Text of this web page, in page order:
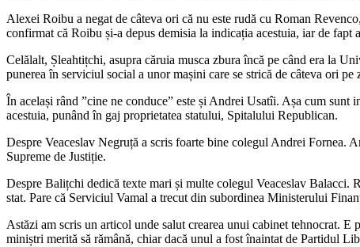
Alexei Roibu a negat de câteva ori că nu este rudă cu Roman
confirmat că Roibu și-a depus demisia la indicația acestuia, iar de
Celălalt, Șleahtițchi, asupra căruia musca zbura încă pe când era la
punerea în serviciul social a unor mașini care se strică de câteva ori pe
În același rând ”cine ne conduce” este și Andrei Usatîi. Așa cum
acestuia, punând în gaj proprietatea statului, Spitalului Republican.
Despre Veaceslav Negruță a scris foarte bine colegul Andrei Fornea.
Supreme de Justiție.
Despre Balițchi dedică texte mari și multe colegul Veaceslav
stat. Pare că Serviciul Vamal a trecut din subordinea Ministerului
Astăzi am scris un articol unde salut crearea unui cabinet tehnocrat.
miniștri merită să rămână, chiar dacă unul a fost înaintat de Partidul